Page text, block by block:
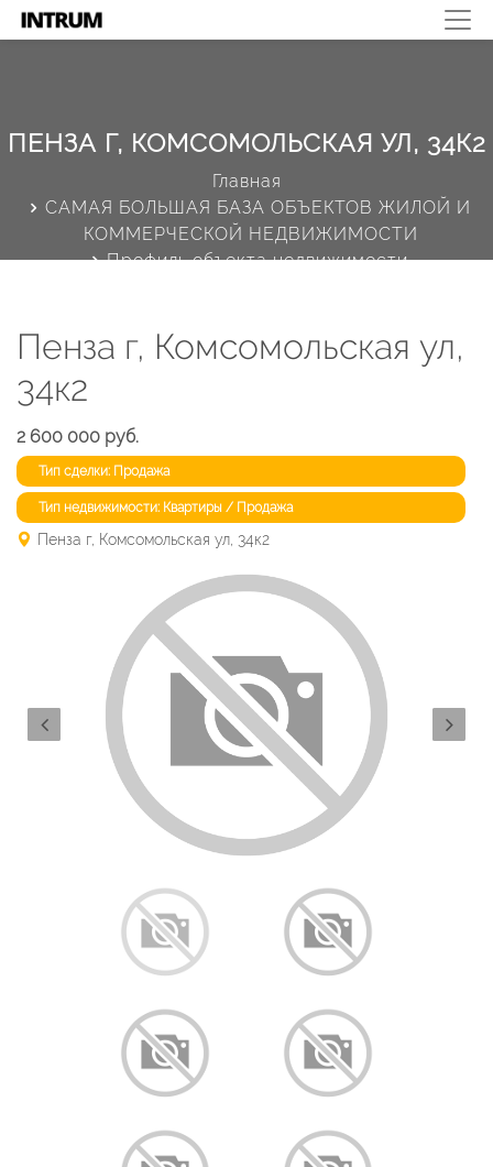
ПЕНЗА Г, КОМСОМОЛЬСКАЯ УЛ, 34К2
Главная
САМАЯ БОЛЬШАЯ БАЗА ОБЪЕКТОВ ЖИЛОЙ И
КОММЕРЧЕСКОЙ НЕДВИЖИМОСТИ
Профиль объекта недвижимости
Пенза г, Комсомольская ул,
34к2
2 600 000 руб.
Тип сделки: Продажа
Тип недвижимости: Квартиры / Продажа
Пенза г, Комсомольская ул, 34к2